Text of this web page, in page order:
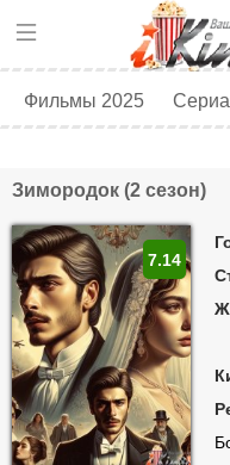
Фильмы 2025
Зимородок (2 сезон)
7.14